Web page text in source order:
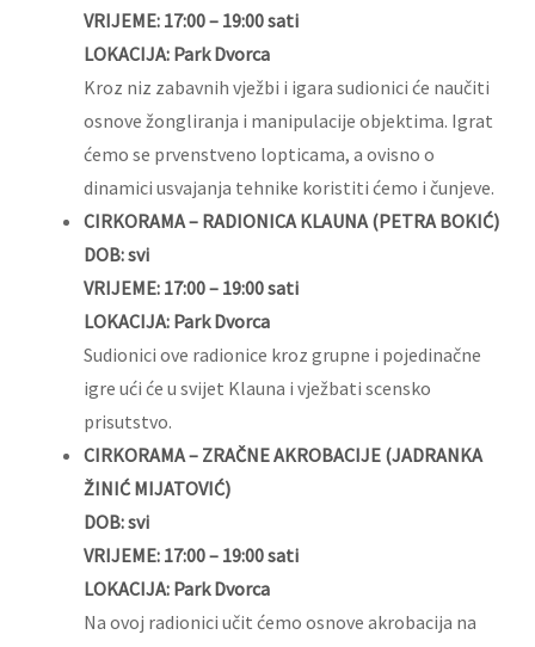
VRIJEME: 17:00 – 19:00 sati
LOKACIJA: Park Dvorca
Kroz niz zabavnih vježbi i igara sudionici će naučiti
osnove žongliranja i manipulacije objektima. Igrat
ćemo se prvenstveno lopticama, a ovisno o
dinamici usvajanja tehnike koristiti ćemo i čunjeve.
CIRKORAMA – RADIONICA KLAUNA (PETRA BOKIĆ)
DOB: svi
VRIJEME: 17:00 – 19:00 sati
LOKACIJA: Park Dvorca
Sudionici ove radionice kroz grupne i pojedinačne
igre ući će u svijet Klauna i vježbati scensko
prisutstvo.
CIRKORAMA – ZRAČNE AKROBACIJE (JADRANKA
ŽINIĆ MIJATOVIĆ)
DOB: svi
VRIJEME: 17:00 – 19:00 sati
LOKACIJA: Park Dvorca
Na ovoj radionici učit ćemo osnove akrobacija na